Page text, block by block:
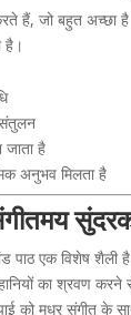
हैं, जो बहुत अच्छा
है।
जाता है
अनुभव मिलता है
पाठ एक विशेष शैली
का श्रवण
को मधुर संगीत के